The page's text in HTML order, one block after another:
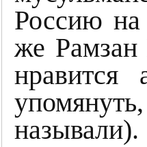
Россию
же Рамзан
нравится
называли).